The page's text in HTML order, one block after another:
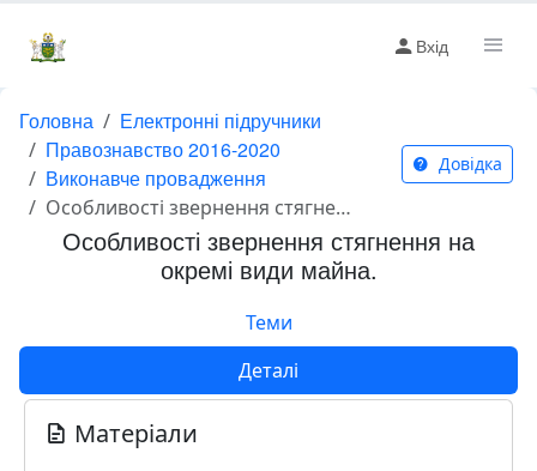
Вхід
Головна
Електронні підручники
Правознавство 2016-2020
Виконавче провадження
Особливості звернення стягнення на окремі види майна.
Довідка
Особливості звернення стягнення на
окремі види майна.
Теми
Деталі
Матеріали